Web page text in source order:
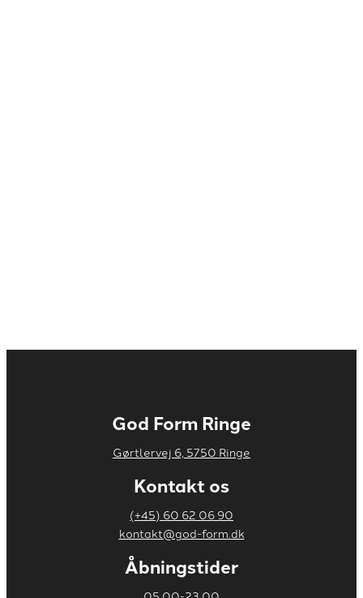
God Form Ringe
Gørtlervej 6, 5750 Ringe
Kontakt os
(+45) 60 62 06 90
kontakt@god-form.dk
​Åbningstider